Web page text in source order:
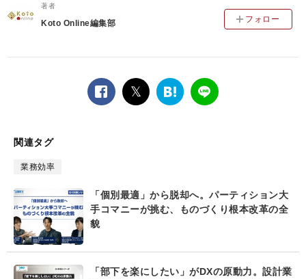
著者
Koto Online編集部 フォロー
facebook
twitterは
ー
ク
LINE
関連タグ
業務効率
「個別最適」から脱却へ。パーティション大
手コマニーが挑む、ものづくり根本改革の全
貌
「部下を楽にしたい」がDXの原動力。設計業